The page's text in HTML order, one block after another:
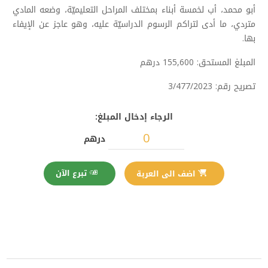
أبو محمد، أب لخمسة أبناء بمختلف المراحل التعليميّة، وضعه المادي
متردي، ما أدى لتراكم الرسوم الدراسيّة عليه، وهو عاجز عن الإيفاء
بها.
المبلغ المستحق: 155,600 درهم
تصريح رقم: 3/477/2023
الرجاء إدخال المبلغ:
درهم